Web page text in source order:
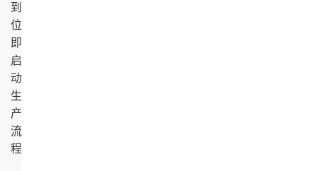
到
位
即
启
动
生
产
流
程